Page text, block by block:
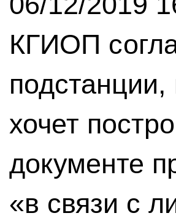
КГИОП
хочет
документе
«в связи с